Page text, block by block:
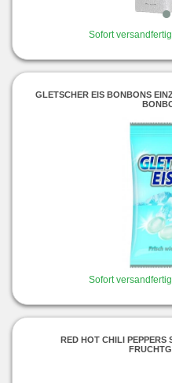
Sofort
GLETSCHER EIS BONBONS
Sofort
RED HOT CHILI PEPPERS